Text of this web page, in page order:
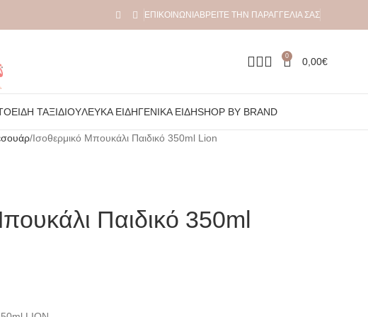
ΕΠΙΚΟΙΝΩΝΊΑΒΡΕΊΤΕ ΤΗΝ ΠΑΡΑΓΓΕΛΊΑ ΣΑΣ
0 0,00€
ΕΊΔΗ ΤΑΞΙΔΙΟΎΛΕΥΚΆ ΕΊΔΗΓΕΝΙΚΆ ΕΊΔΗSHOP BY BRAND
Ισοθερμικό Μπουκάλι Παιδικό 350ml Lion
Παιδικό 350ml